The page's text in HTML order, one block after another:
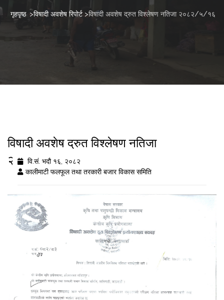
गृहपृष्ठ >विषादी अवशेष रिपोर्ट>विषादी अवशेष द्रुत विश्लेषण नतिजा २०८२/५/१६
विषादी अवशेष द्रुत विश्लेषण नतिजा
२०८२/५/१६
वि.सं. भदौ १६, २०८२
कालीमाटी फलफूल तथा तरकारी बजार विकास समिति